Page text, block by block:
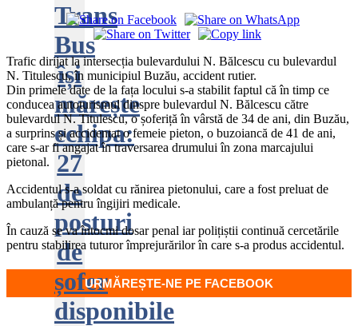
Trans
Bus
își
mărește
echipa:
27
de
posturi
de
șofer
disponibile
Trafic dirijat la intersecția bulevardului N. Bălcescu cu bulevardul
N. Titulescu, în municipiul Buzău, accident rutier.
Din primele date de la fața locului s-a stabilit faptul că în timp ce
conducea autoturismul dinspre bulevardul N. Bălcescu către
bulevardul N. Titulescu, o șoferiță în vârstă de 34 de ani, din Buzău,
a surprins și accidentat o femeie pieton, o buzoiancă de 41 de ani,
care s-ar fi angajat în traversarea drumului în zona marcajului
pietonal.
Accidentul s-a soldat cu rănirea pietonului, care a fost preluat de
ambulanță pentru îngijiri medicale.
În cauză se va întocmi dosar penal iar polițiștii continuă cercetările
pentru stabilirea tuturor împrejurărilor în care s-a produs accidentul.
URMĂREȘTE-NE PE FACEBOOK